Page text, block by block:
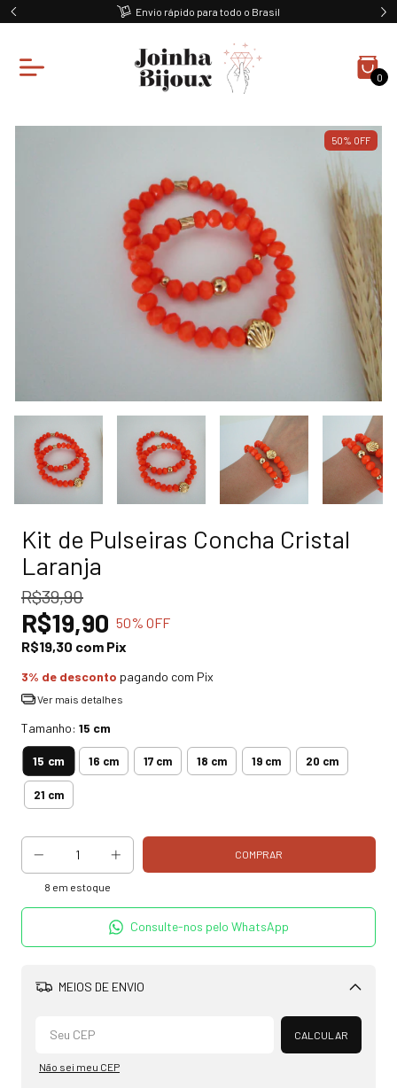
Envio rápido para todo o Brasil
0
50% OFF
Kit de Pulseiras Concha Cristal
Laranja
R$39,90
R$19,90 50% OFF
R$19,30 com Pix
3% de desconto pagando com Pix
Ver mais detalhes
Tamanho: 15 cm
15 cm 16 cm 17 cm 18 cm 19 cm 20 cm
21 cm
8 em estoque
Consulte-nos pelo WhatsApp
MEIOS DE ENVIO
Alterar CEP
CALCULAR
Não sei meu CEP